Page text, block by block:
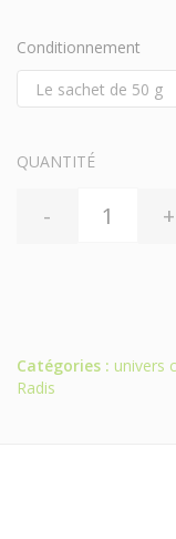
Conditionnement
QUANTITÉ
- +
Catégories : univers
Radis